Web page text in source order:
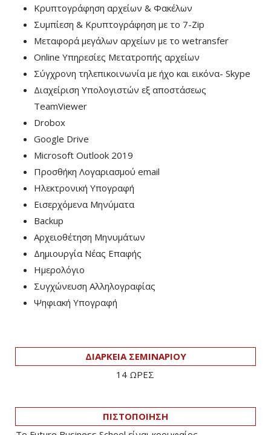
Κρυπτογράφηση αρχείων & Φακέλων
Συμπίεση & Κρυπτογράφηση με το 7-Zip
Μεταφορά μεγάλων αρχείων με το wetransfer
Online Υπηρεσίες Μετατροπής αρχείων
Σύγχρονη τηλεπικοινωνία με ήχο και εικόνα- Skype
Διαχείριση Υπολογιστών εξ αποστάσεως
TeamViewer
Drobox
Google Drive
Microsoft Outlook 2019
Προσθήκη Λογαριασμού email
Ηλεκτρονική Υπογραφή
Εισερχόμενα Μηνύματα
Backup
Αρχειοθέτηση Μηνυμάτων
Δημιουργία Νέας Επαφής
Ημερολόγιο
Συγχώνευση Αλληλογραφίας
Ψηφιακή Υπογραφή
ΔΙΑΡΚΕΙΑ ΣΕΜΙΝΑΡΙΟΥ
14 ΩΡΕΣ
ΠΙΣΤΟΠΟΙΗΣΗ